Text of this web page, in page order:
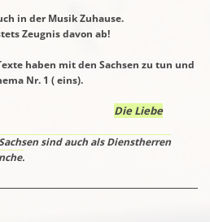
in der Musik Zuhause.
Zeugnis davon ab!
den Sachsen zu tun und
Nr. 1 ( eins).
Die Liebe
als Dienstherren